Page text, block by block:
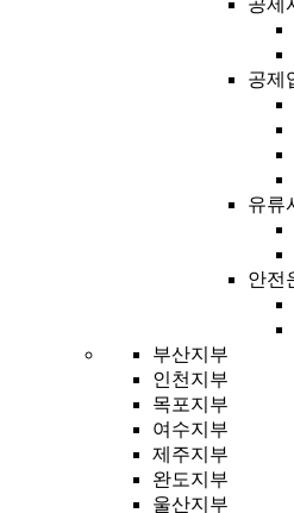
공제
공제
유류
안전
부산지부
인천지부
목포지부
여수지부
제주지부
완도지부
울산지부